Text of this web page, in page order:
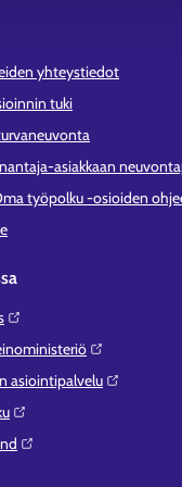
yhteystiedot
tuki
asiakkaan
työpolku -osioiden
asiointipalvelu⁠